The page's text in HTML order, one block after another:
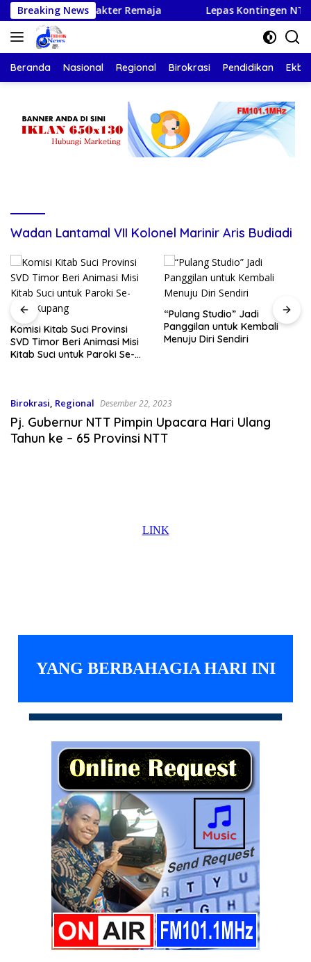
Langsung
ke
konten
Breaking News
Karakter Remaja Lepas Kontingen NTT ke
Beranda Nasional Regional Birokrasi Pendidikan Ekbis
Wadan Lantamal VII Kolonel Marinir Aris Budiadi
Komisi Kitab Suci Provinsi
SVD Timor Beri Animasi Misi
Kitab Suci untuk Paroki Se-
“Pulang Studio” Jadi
Panggilan untuk Kembali
Menuju Diri Sendiri
Birokrasi, Regional Desember 22, 2023
Pj. Gubernur NTT Pimpin Upacara Hari Ulang
Tahun ke – 65 Provinsi NTT